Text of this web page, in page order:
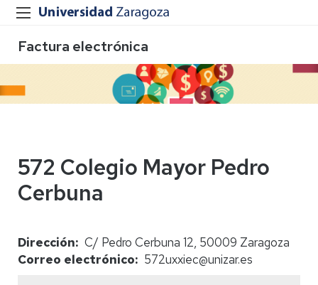
Factura electrónica
572 Colegio Mayor Pedro
Cerbuna
Dirección
C/ Pedro Cerbuna 12, 50009 Zaragoza
Correo electrónico
572uxxiec@unizar.es